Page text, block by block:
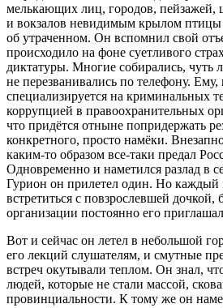
мелькающих лиц, городов, пейзажей,
и вокзалов невидимым крылом птицы
об утраченном. Он вспомнил свой
происходило на фоне суетливого
диктатуры. Многие собирались, чуть
не перезванивались по телефону. Ему,
специализируется на криминальных
коррупцией в правоохранительных
что придётся отныне попридержать
конкретного, просто намёки.
каким-то образом все-таки предал
Одновременно и наметился разлад в
Гурион он прилетел один. Но каждый
встретиться с повзрослевшей дочкой,
организации постоянно его
Вот и сейчас он летел в небольшой
его лекций слушателям, и смутные
встреч окутывали теплом. Он знал,
людей, которые не стали массой,
провинциальности. К тому же он